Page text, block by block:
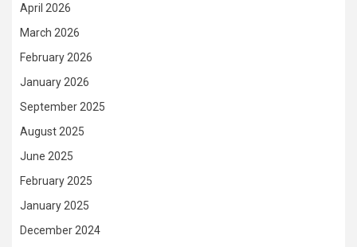
April 2026
March 2026
February 2026
January 2026
September 2025
August 2025
June 2025
February 2025
January 2025
December 2024